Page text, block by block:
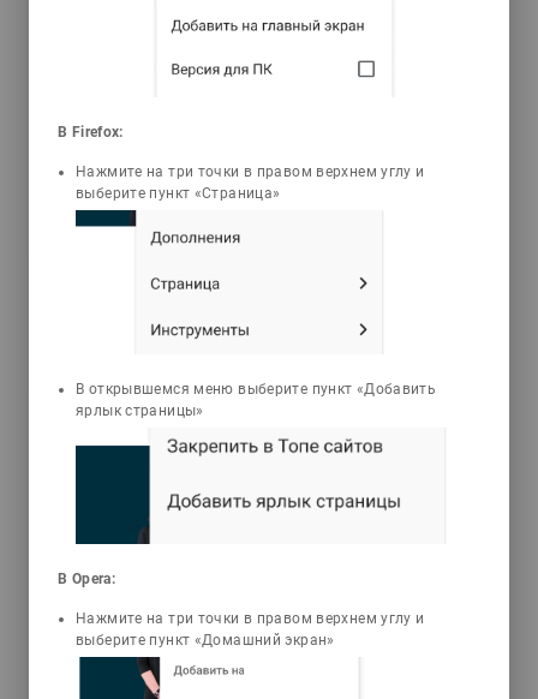
Содержание
library_books
Текст книги
video_library
Видео лекции
3D Анимации Тесты
Инженерлік графика. Сандық
шаруашылығының өндірісінің негіздері,
Қазақстанда таралған жеміс-
биологиясы мен оларды өсіру
ауыл шаруашылық жоғары және орта
өндірісі қызметкерлеріне арналған.
В Firefox:
Нажмите на три точки в правом верхнем углу и
выберите пункт «Страница»
В открывшемся меню выберите пункт «Добавить
ярлык страницы»
В Opera:
Нажмите на три точки в правом верхнем углу и
выберите пункт «Домашний экран»